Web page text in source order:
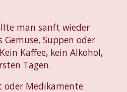
man sanft wieder
Suppen oder
Kaffee, kein Alkohol,
Tagen.
oder Medikamente